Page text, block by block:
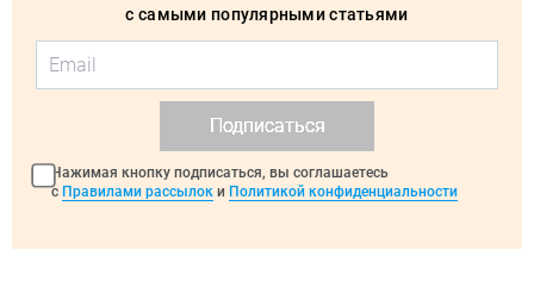
с самыми популярными статьями
Подписаться
Нажимая кнопку подписаться, вы соглашаетесь
с Правилами рассылок и Политикой конфиденциальности